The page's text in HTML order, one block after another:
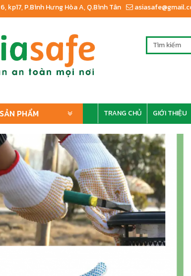
kp17, P.Bình Hưng Hòa A, Q.Bình Tân
PHẨM TRANG CHỦ GIỚI THIỆU